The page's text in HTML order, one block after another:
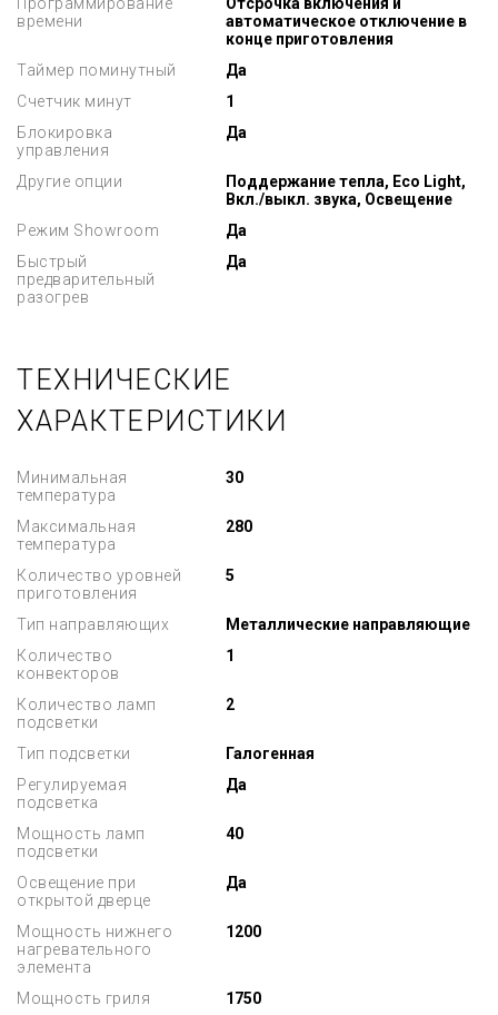
времени
автоматическое отключение в
конце приготовления
Таймер поминутный
Да
Счетчик минут
1
Блокировка
управления
Да
Другие опции
Поддержание тепла, Eco Light,
Вкл./выкл. звука, Освещение
Режим Showroom
Да
Быстрый
предварительный
разогрев
Да
ТЕХНИЧЕСКИЕ
ХАРАКТЕРИСТИКИ
Минимальная
температура
30
Максимальная
температура
280
Количество уровней
приготовления
5
Тип направляющих
Металлические направляющие
Количество
конвекторов
1
Количество ламп
подсветки
2
Тип подсветки
Галогенная
Регулируемая
подсветка
Да
Мощность ламп
подсветки
40
Освещение при
открытой дверце
Да
Мощность нижнего
нагревательного
элемента
1200
Мощность гриля
1750